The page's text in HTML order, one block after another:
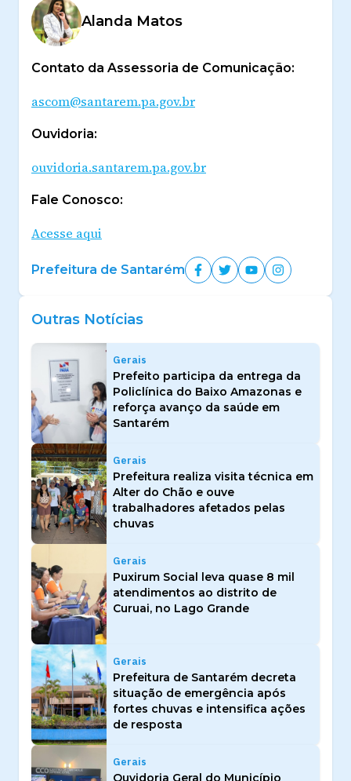
Alanda Matos
Contato da Assessoria de Comunicação:
ascom@santarem.pa.gov.br
Ouvidoria:
ouvidoria.santarem.pa.gov.br
Fale Conosco:
Acesse aqui
Prefeitura de Santarém
Outras Notícias
Gerais
Prefeito participa da entrega da
Policlínica do Baixo Amazonas e
reforça avanço da saúde em
Santarém
Gerais
Prefeitura realiza visita técnica em
Alter do Chão e ouve
trabalhadores afetados pelas
chuvas
Gerais
Puxirum Social leva quase 8 mil
atendimentos ao distrito de
Curuai, no Lago Grande
Gerais
Prefeitura de Santarém decreta
situação de emergência após
fortes chuvas e intensifica ações
de resposta
Gerais
Ouvidoria Geral do Município